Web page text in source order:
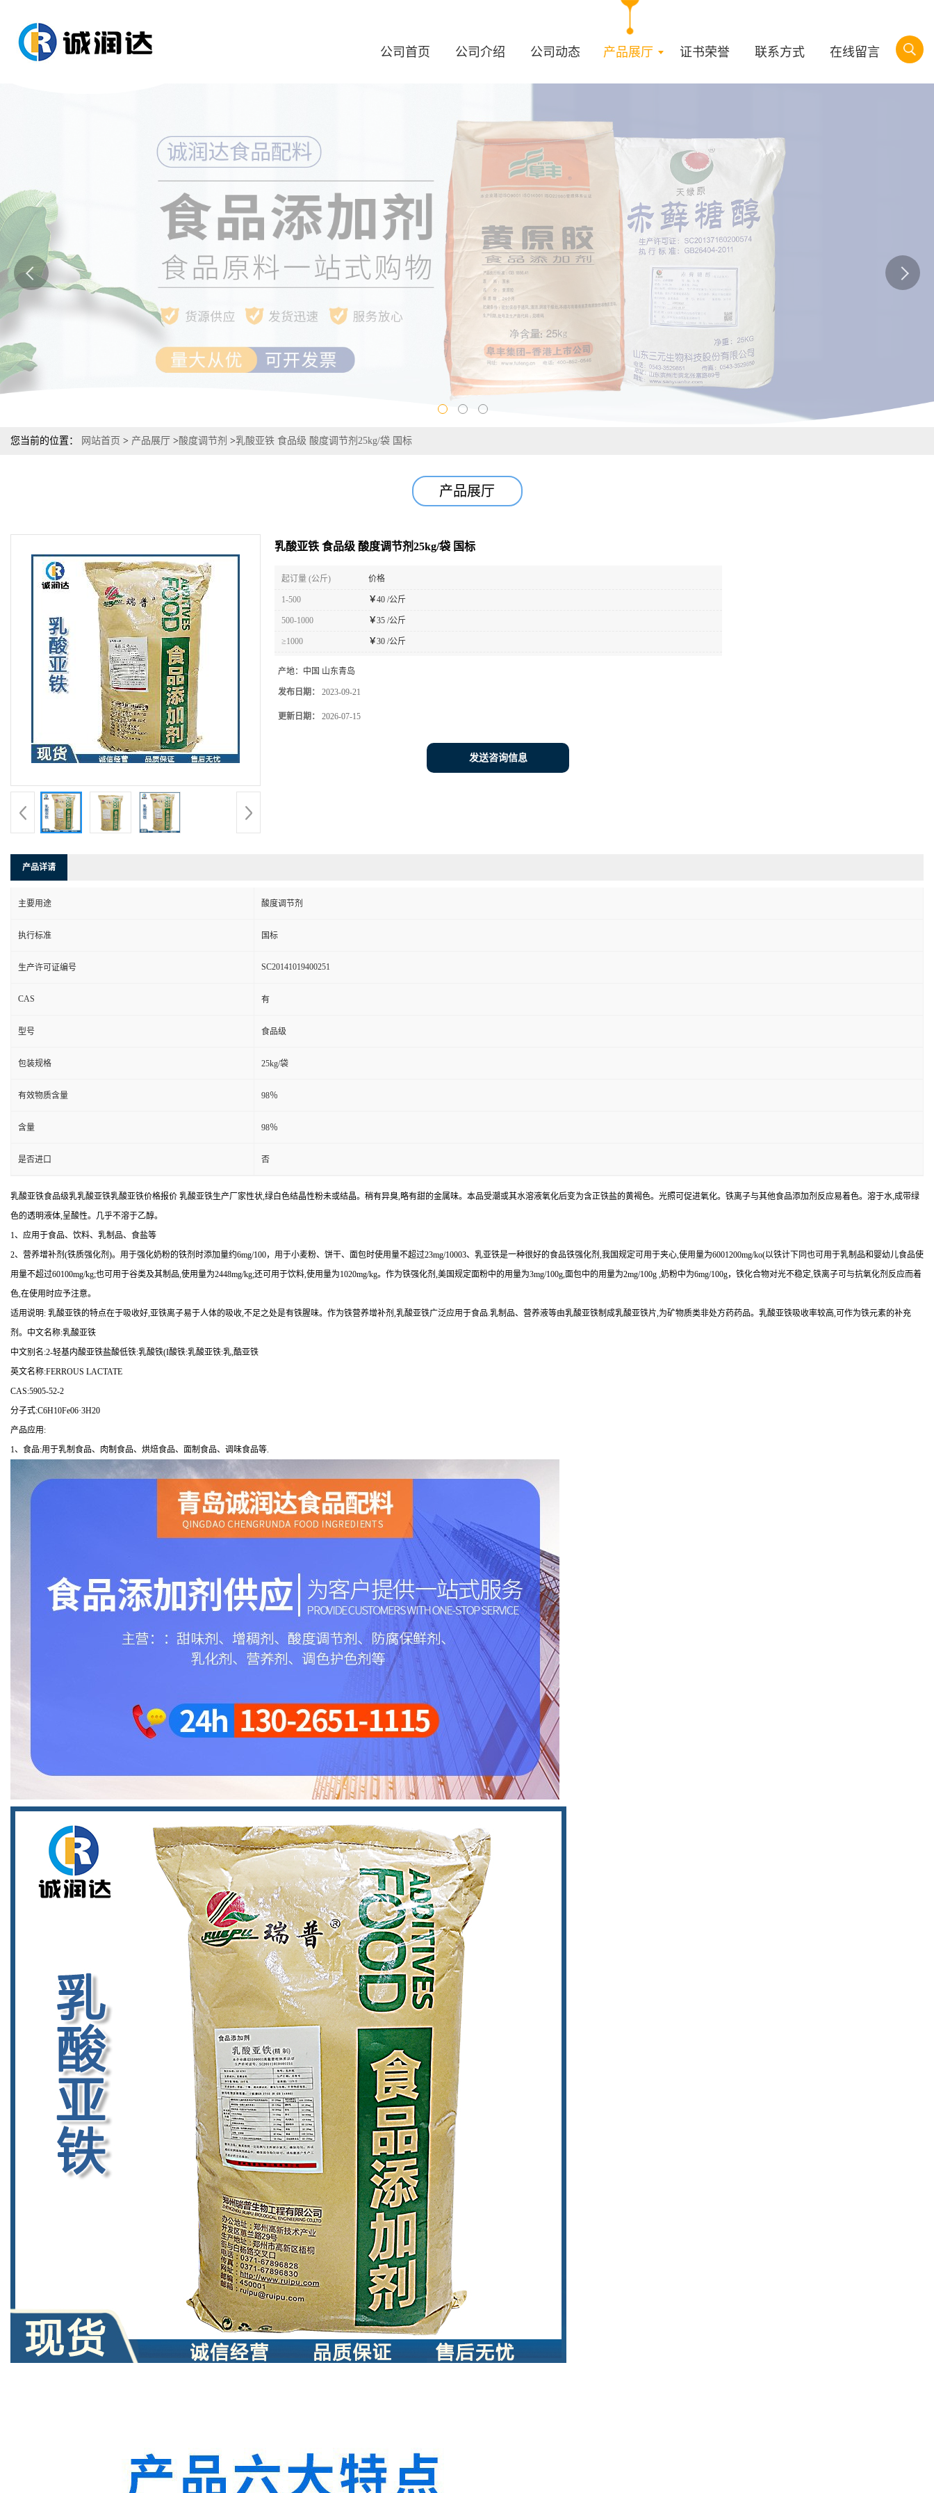
公司首页 公司介绍 公司动态 产品展厅 证书荣誉 联系方式 在线留言
您当前的位置： 网站首页 > 产品展厅 >酸度调节剂 >乳酸亚铁 食品级 酸度调节剂25kg/袋 国标
产品展厅
乳酸亚铁 食品级 酸度调节剂25kg/袋 国标
起订量 (公斤) 价格
1-500 ￥40 /公斤
500-1000 ￥35 /公斤
≥1000 ￥30 /公斤
产地： 中国 山东青岛
发布日期： 2023-09-21
更新日期： 2026-07-15
发送咨询信息
产品详请
主要用途 酸度调节剂
执行标准 国标
生产许可证编号 SC20141019400251
CAS 有
型号 食品级
包装规格 25kg/袋
有效物质含量 98％
含量 98％
是否进口 否
乳酸亚铁食品级乳乳酸亚铁乳酸亚铁价格报价 乳酸亚铁生产厂家性状,绿白色结晶性粉未或结晶。稍有异臭,略有甜的金属味。本品受潮或其水溶液氧化后变为含正铁盐的黄褐色。光照可促进氧化。铁离子与其他食品添加剂反应易着色。溶于水,成带绿
色的透明液体,呈酸性。几乎不溶于乙醇。
1、应用于食品、饮料、乳制品、食盐等
2、营养增补剂(铁质强化剂)。用于强化奶粉的铁剂时添加量约6mg/100，用于小麦粉、饼干、面包时使用量不超过23mg/10003、乳亚铁是一种很好的食品铁强化剂,我国规定可用于夹心,使用量为6001200mg/ko(以铁计下同也可用于乳制品和婴幼儿食品使
用量不超过60100mg/kg;也可用于谷类及其制品,使用量为2448mg/kg;还可用于饮料,使用量为1020mg/kg。作为铁强化剂,美国规定面粉中的用量为3mg/100g,面包中的用量为2mg/100g ,奶粉中为6mg/100g，铁化合物对光不稳定,铁离子可与抗氧化剂反应而着
色,在使用时应予注意。
适用说明: 乳酸亚铁的特点在于吸收好,亚铁离子易于人体的吸收,不足之处是有铁腥味。作为铁营养增补剂,乳酸亚铁广泛应用于食品.乳制品、营养液等由乳酸亚铁制成乳酸亚铁片,为矿物质类非处方药药品。乳酸亚铁吸收率较高,可作为铁元素的补充
剂。中文名称:乳酸亚铁
中文别名:2-轻基内酸亚铁盐酸低铁:乳酸铁(I酸铁:乳酸亚铁:乳,酷亚铁
英文名称:FERROUS LACTATE
CAS:5905-52-2
分子式:C6H10Fe06·3H20
产品应用:
1、食品:用于乳制食品、肉制食品、烘焙食品、面制食品、调味食品等.